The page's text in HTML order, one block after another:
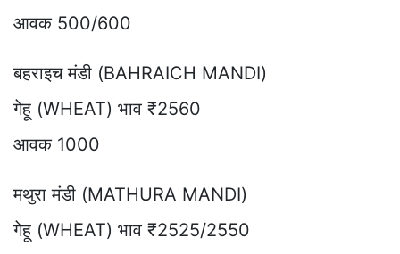
आवक 500/600
बहराइच मंडी (BAHRAICH MANDI)
गेहू (WHEAT) भाव ₹2560
आवक 1000
मथुरा मंडी (MATHURA MANDI)
गेहू (WHEAT) भाव ₹2525/2550